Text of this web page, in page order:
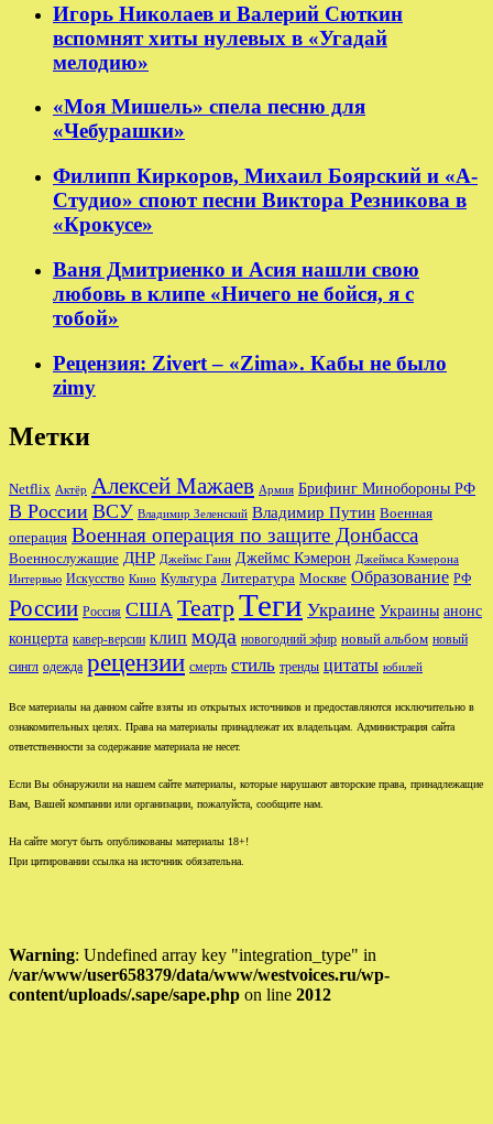
Игорь Николаев и Валерий Сюткин
вспомнят хиты нулевых в «Угадай
мелодию»
«Моя Мишель» спела песню для
«Чебурашки»
Филипп Киркоров, Михаил Боярский и «А-
Студио» споют песни Виктора Резникова в
«Крокусе»
Ваня Дмитриенко и Асия нашли свою
любовь в клипе «Ничего не бойся, я с
тобой»
Рецензия: Zivert – «Zima». Кабы не было
zimy
Метки
Netflix Актёр Алексей Мажаев Армия Брифинг Минобороны РФ
В России ВСУ Владимир Зеленский Владимир Путин Военная
операция Военная операция по защите Донбасса
Военнослужащие ДНР Джеймс Ганн Джеймс Кэмерон Джеймса Кэмерона
Интервью Искусство Кино Культура Литература Москве Образование РФ
России Россия США ТеатрТеги Украине Украины анонс
концерта кавер-версии клип мода новогодний эфир новый альбом новый
сингл одежда рецензии смерть стиль тренды цитаты юбилей
Все материалы на данном сайте взяты из открытых источников и предоставляются исключительно в
ознакомительных целях. Права на материалы принадлежат их владельцам. Администрация сайта
ответственности за содержание материала не несет.
Если Вы обнаружили на нашем сайте материалы, которые нарушают авторские права, принадлежащие
Вам, Вашей компании или организации, пожалуйста, сообщите нам.
На сайте могут быть опубликованы материалы 18+!
При цитировании ссылка на источник обязательна.
Warning: Undefined array key "integration_type" in
/var/www/user658379/data/www/westvoices.ru/wp-
content/uploads/.sape/sape.php on line 2012